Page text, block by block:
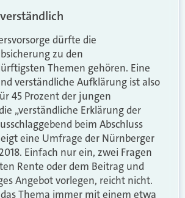
dürfte die
zu den
Themen gehören. Eine
verständliche Aufklärung ist also
45 Prozent der jungen
„verständliche Erklärung der
beim Abschluss
eine Umfrage der Nürnberger
Einfach nur ein, zwei Fragen
Rente oder dem Beitrag und
Angebot vorlegen, reicht nicht.
Thema immer mit einem etwa